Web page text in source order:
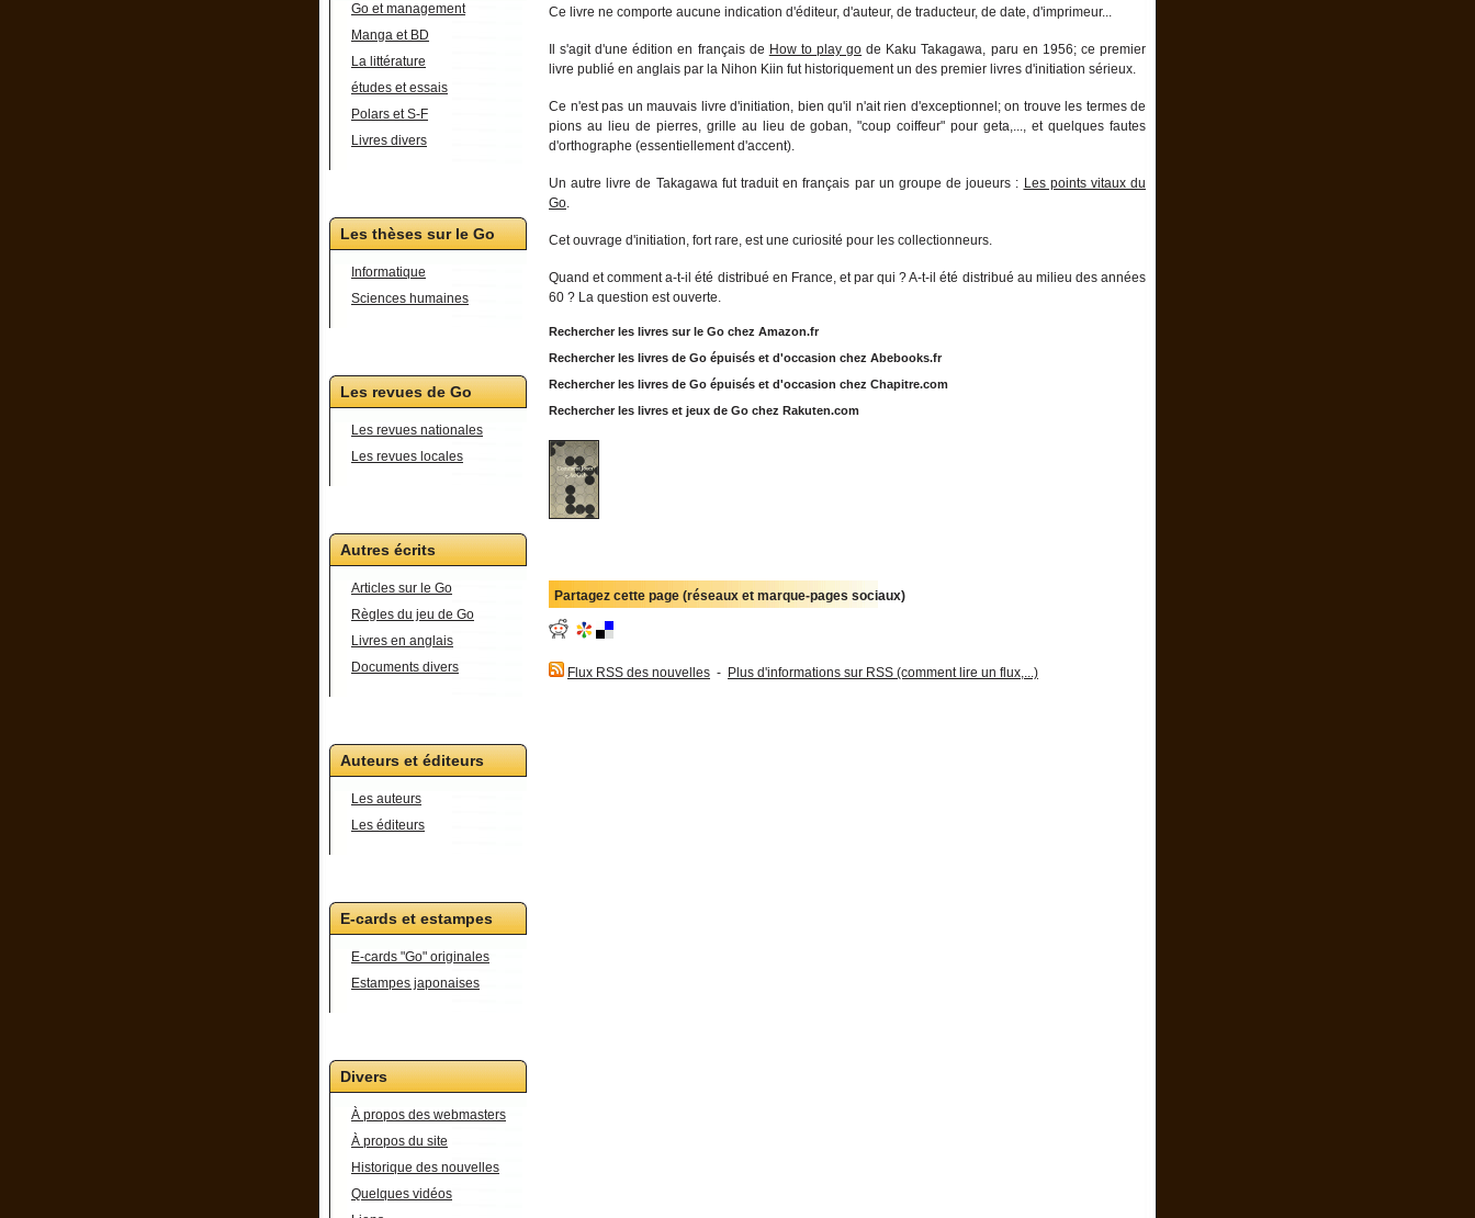
Go et management
Manga et BD
La littérature
études et essais
Polars et S-F
Livres divers
Les thèses sur le Go
Informatique
Sciences humaines
Les revues de Go
Les revues nationales
Les revues locales
Autres écrits
Articles sur le Go
Règles du jeu de Go
Livres en anglais
Documents divers
Auteurs et éditeurs
Les auteurs
Les éditeurs
E-cards et estampes
E-cards "Go" originales
Estampes japonaises
Divers
À propos des webmasters
À propos du site
Historique des nouvelles
Quelques vidéos
Ce livre ne comporte aucune indication d'éditeur, d'auteur, de traducteur, de date, d'imprimeur...
Il s'agit d'une édition en français de How to play go de Kaku Takagawa, paru en 1956; ce premier
livre publié en anglais par la Nihon Kiin fut historiquement un des premier livres d'initiation sérieux.
Ce n'est pas un mauvais livre d'initiation, bien qu'il n'ait rien d'exceptionnel; on trouve les termes de
pions au lieu de pierres, grille au lieu de goban, "coup coiffeur" pour geta,..., et quelques fautes
d'orthographe (essentiellement d'accent).
Un autre livre de Takagawa fut traduit en français par un groupe de joueurs : Les points vitaux du
Go.
Cet ouvrage d'initiation, fort rare, est une curiosité pour les collectionneurs.
Quand et comment a-t-il été distribué en France, et par qui ? A-t-il été distribué au milieu des années
60 ? La question est ouverte.
Rechercher les livres sur le Go chez Amazon.fr
Rechercher les livres de Go épuisés et d'occasion chez Abebooks.fr
Rechercher les livres de Go épuisés et d'occasion chez Chapitre.com
Rechercher les livres et jeux de Go chez Rakuten.com
Partagez cette page (réseaux et marque-pages sociaux)
Flux RSS des nouvelles - Plus d'informations sur RSS (comment lire un flux,...)